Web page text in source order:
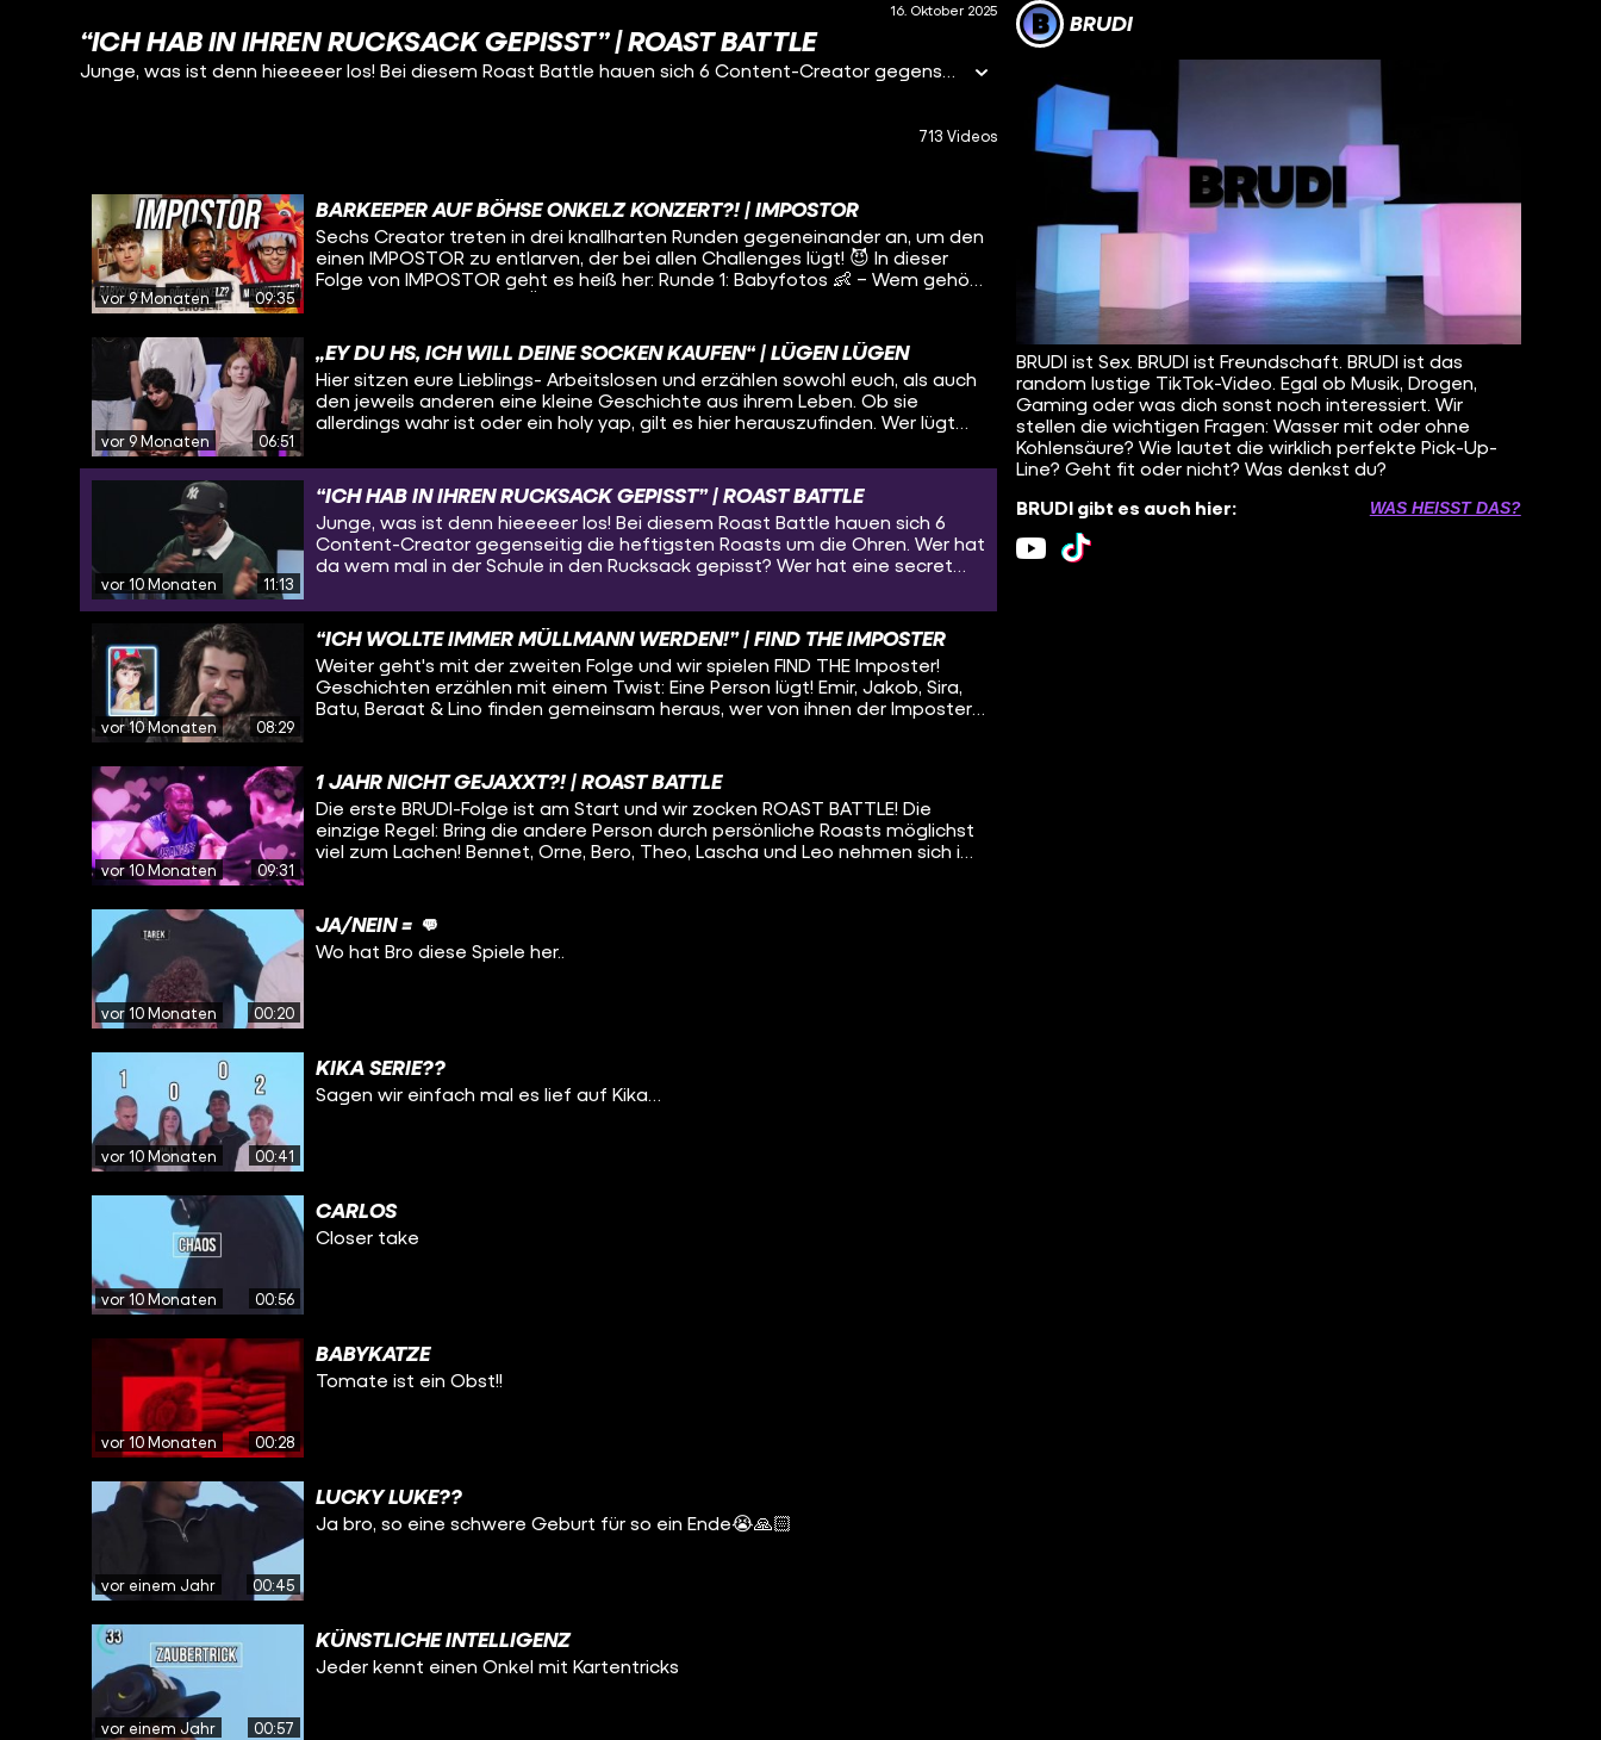
BRUDI
BRUDI ist Sex. BRUDI ist Freundschaft. BRUDI ist das
random lustige TikTok-Video. Egal ob Musik, Drogen,
Gaming oder was dich sonst noch interessiert. Wir
stellen die wichtigen Fragen: Wasser mit oder ohne
Kohlensäure? Wie lautet die wirklich perfekte Pick-Up-
Line? Geht fit oder nicht? Was denkst du?
BRUDI gibt es auch hier:
WAS HEISST DAS?
16. Oktober 2025
“ICH HAB IN IHREN RUCKSACK GEPISST” | ROAST BATTLE
Junge, was ist denn hieeeeer los! Bei diesem Roast Battle hauen sich 6 Content-Creator gegenseitig die heftigsten Roasts um die Ohren. Wer hat da wem mal in der Schule in den Rucksack gepisst? Wer hat eine secret Musikkarriere? Hier wird ALLES ausgepackt! Im 1 vs 1 Battle treten die Jungs gegeneinander an. Das Ziel ist es, den Gegner möglichst hart aus der Fassung und zum Lachen zu bringen. Pure Comedy also! Mit dabei: Adix (@adixovic), BlessedB (@blessedb30), Abdu (@TheVoiceMan), Momo (@momoj), Etienne (@etienneesos) und Jano (@miyamotoja). Let the BATTLE begin!
713 Videos
vor 9 Monaten 09:35
BARKEEPER AUF BÖHSE ONKELZ KONZERT?! | IMPOSTOR
Sechs Creator treten in drei knallharten Runden gegeneinander an, um den
einen IMPOSTOR zu entlarven, der bei allen Challenges lügt! 😈 In dieser
Folge von IMPOSTOR geht es heiß her: Runde 1: Babyfotos 👶 – Wem gehört
hat einen Job erfunden und muss jetzt improvisieren! Runde 3: Alter
Account-Handle 🎮 – Von Mememagier bis LaserFreak: Wer hat sich diesen
Cringe-Namen wirklich gegeben? Die Brudis in dieser Folge: @orne.may
@freshprinceofberlin @fine.bennett @theojunior @beroslife @laschakv
Findet die Crew den Impostor oder nimmt der Lügner alle hops? Schreibt
vor 9 Monaten 06:51
„EY DU HS, ICH WILL DEINE SOCKEN KAUFEN“ | LÜGEN LÜGEN
Hier sitzen eure Lieblings- Arbeitslosen und erzählen sowohl euch, als auch
den jeweils anderen eine kleine Geschichte aus ihrem Leben. Ob sie
allerdings wahr ist oder ein holy yap, gilt es hier herauszufinden. Wer lügt
Lügen! Schauts euch an und findet es selbst heraus! Spoiler: Ihr werdet
euch wundern, was sie schon alles erlebt haben…
vor 10 Monaten 11:13
“ICH HAB IN IHREN RUCKSACK GEPISST” | ROAST BATTLE
Junge, was ist denn hieeeeer los! Bei diesem Roast Battle hauen sich 6
Content-Creator gegenseitig die heftigsten Roasts um die Ohren. Wer hat
da wem mal in der Schule in den Rucksack gepisst? Wer hat eine secret
gegeneinander an. Das Ziel ist es, den Gegner möglichst hart aus der
Fassung und zum Lachen zu bringen. Pure Comedy also! Mit dabei: Adix
(@adixovic), BlessedB (@blessedb30), Abdu (@TheVoiceMan), Momo
(@momoj), Etienne (@etienneesos) und Jano (@miyamotoja). Let the
BATTLE begin!
vor 10 Monaten 08:29
“ICH WOLLTE IMMER MÜLLMANN WERDEN!” | FIND THE IMPOSTER
Weiter geht's mit der zweiten Folge und wir spielen FIND THE Imposter!
Geschichten erzählen mit einem Twist: Eine Person lügt! Emir, Jakob, Sira,
Batu, Beraat & Lino finden gemeinsam heraus, wer von ihnen der Imposter
vor 10 Monaten 09:31
1 JAHR NICHT GEJAXXT?! | ROAST BATTLE
Die erste BRUDI-Folge ist am Start und wir zocken ROAST BATTLE! Die
einzige Regel: Bring die andere Person durch persönliche Roasts möglichst
viel zum Lachen! Bennet, Orne, Bero, Theo, Lascha und Leo nehmen sich im
vor 10 Monaten 00:20
JA/NEIN = 👊
Wo hat Bro diese Spiele her..
vor 10 Monaten 00:41
KIKA SERIE??
Sagen wir einfach mal es lief auf Kika…
vor 10 Monaten 00:56
CARLOS
Closer take
vor 10 Monaten 00:28
BABYKATZE
Tomate ist ein Obst!!
vor einem Jahr 00:45
LUCKY LUKE??
Ja bro, so eine schwere Geburt für so ein Ende😭🙏🏻
vor einem Jahr 00:57
KÜNSTLICHE INTELLIGENZ
Jeder kennt einen Onkel mit Kartentricks